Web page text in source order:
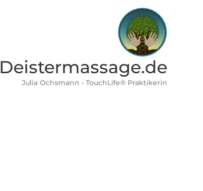
Deistermassage.de
Julia Ochsmann - TouchLife® Praktikerin